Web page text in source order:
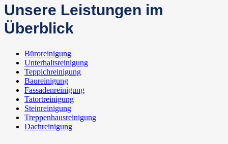
Unsere Leistungen im
Überblick
Büroreinigung
Unterhaltsreinigung
Teppichreinigung
Baureinigung
Fassadenreinigung
Tatortreinigung
Steinreinigung
Treppenhausreinigung
Dachreinigung